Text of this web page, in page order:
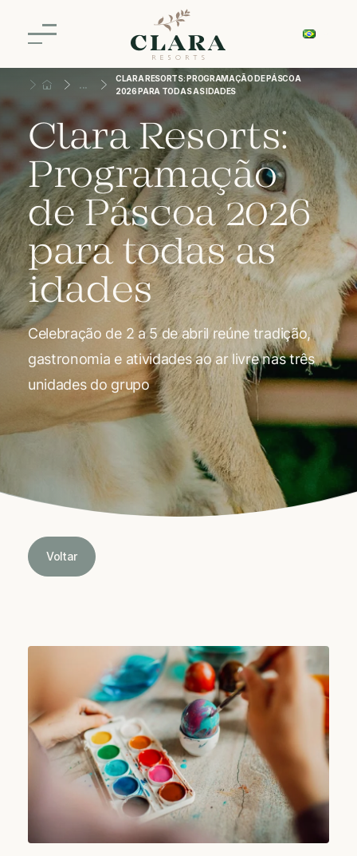
CLARA RESORTS: PROGRAMAÇÃO DE PÁSCOA
2026 PARA TODAS AS IDADES
Clara Resorts:
Programação
de Páscoa 2026
para todas as
idades
Celebração de 2 a 5 de abril reúne tradição,
gastronomia e atividades ao ar livre nas três
unidades do grupo
Voltar